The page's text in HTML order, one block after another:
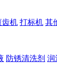
齿机 打标机 其
防锈清洗剂 润